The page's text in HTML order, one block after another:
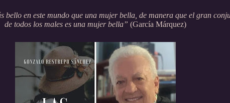
bello en este mundo que una mujer bella, de manera que el gran
de todos los males es una mujer bella” (García Márquez)